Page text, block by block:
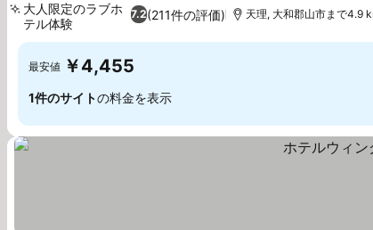
7.2(211件の評価)
大人限定のラブホ
テル体験
天理, 大和郡山市まで4.9
最安値 ￥4,455
1件のサイトの料金を表示